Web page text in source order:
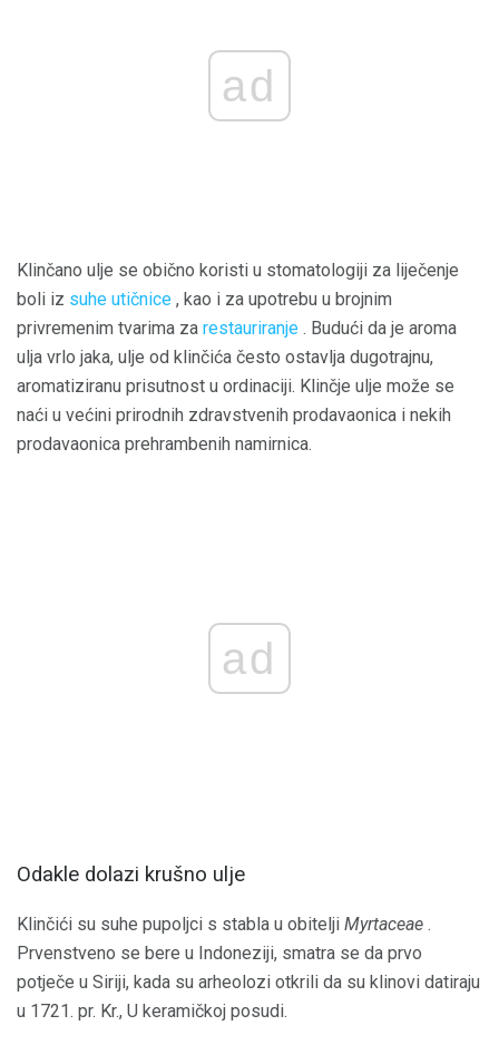
ad
Klinčano ulje se obično koristi u stomatologiji za liječenje
boli iz suhe utičnice , kao i za upotrebu u brojnim
privremenim tvarima za restauriranje . Budući da je aroma
ulja vrlo jaka, ulje od klinčića često ostavlja dugotrajnu,
aromatiziranu prisutnost u ordinaciji. Klinčje ulje može se
naći u većini prirodnih zdravstvenih prodavaonica i nekih
prodavaonica prehrambenih namirnica.
ad
Odakle dolazi krušno ulje
Klinčići su suhe pupoljci s stabla u obitelji Myrtaceae .
Prvenstveno se bere u Indoneziji, smatra se da prvo
potječe u Siriji, kada su arheolozi otkrili da su klinovi datiraju
u 1721. pr. Kr., U keramičkoj posudi.